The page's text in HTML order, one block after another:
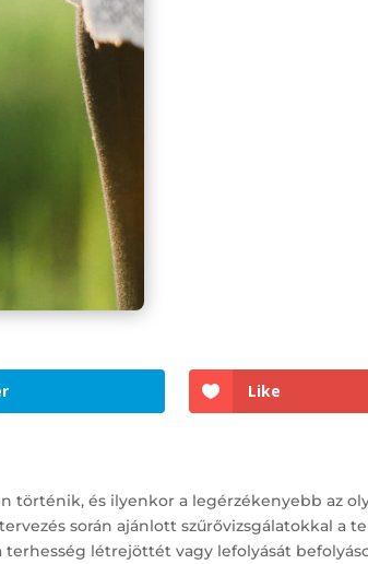
Like
történik, és ilyenkor a legérzékenyebb az
során ajánlott szűrővizsgálatokkal a
létrejöttét vagy lefolyását